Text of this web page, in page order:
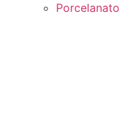
Porcelanato